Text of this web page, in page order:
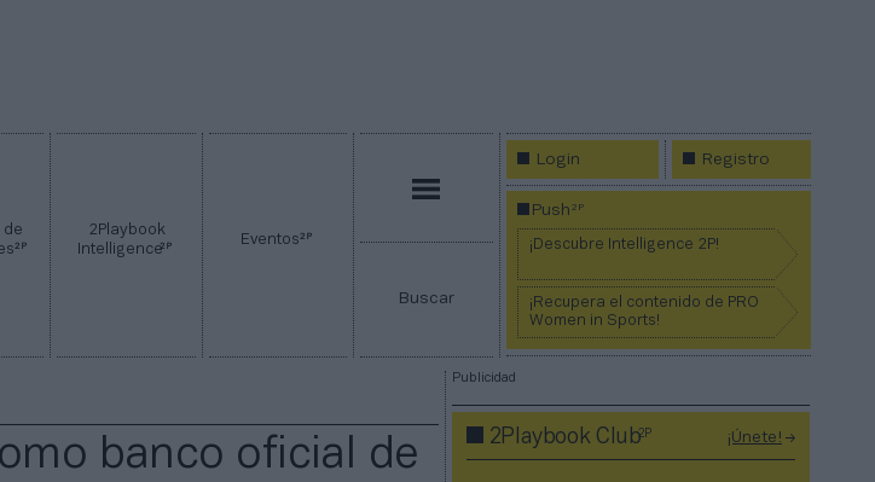
de
2P
2Playbook
Intelligence2P Eventos2P
Buscar
Login Registro
Push2P
¡Descubre Intelligence 2P!
¡Recupera el contenido de PRO
Women in Sports!
banco oficial de
Publicidad
2Playbook Club2P ¡Únete!